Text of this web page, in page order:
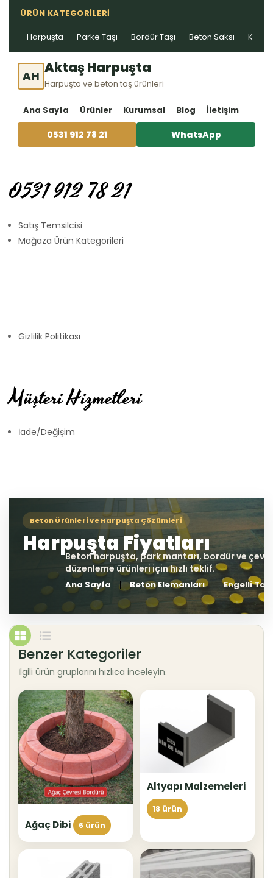
ÜRÜN KATEGORILERI
Harpuşta Parke Taşı Bordür Taşı Beton Saksı Kablo
AH Aktaş Harpuşta
Harpuşta ve beton taş ürünleri
Ana Sayfa Ürünler Kurumsal Blog İletişim
0531 912 78 21 WhatsApp
0531 912 78 21
Satış Temsilcisi
Mağaza Ürün Kategorileri
Gizlilik Politikası
Müşteri Hizmetleri
İade/Değişim
Ana Sayfa Beton Elemanları Engelli Taşı
Benzer Kategoriler
İlgili ürün gruplarını hızlıca inceleyin.
Ağaç Dibi 6 ürün
Altyapı Malzemeleri
18 ürün